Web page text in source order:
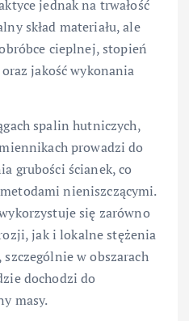
jednak na trwałość
skład materiału, ale
cieplnej, stopień
jakość wykonania
spalin hutniczych,
prowadzi do
grubości ścianek, co
nieniszczącymi.
się zarówno
jak i lokalne stężenia
szczególnie w obszarach
dochodzi do
masy.